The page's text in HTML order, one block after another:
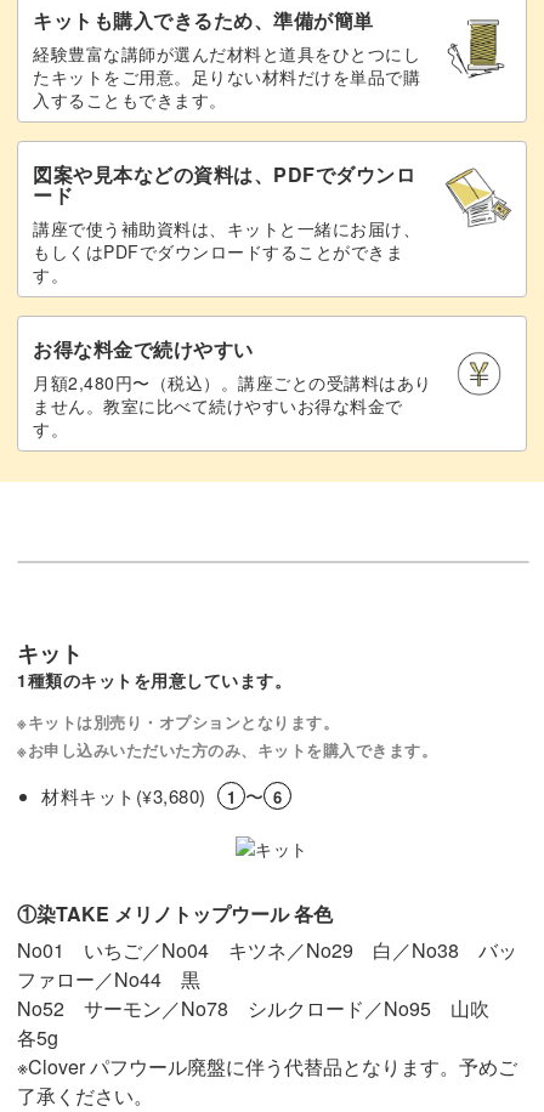
ブローチに仕立てる 89:28
気になるところを訂正して完成
まとめ 96:14
キットも購入できるため、準備が簡単
経験豊富な講師が選んだ材料と道具をひとつにし
たキットをご用意。足りない材料だけを単品で購
入することもできます。
図案や見本などの資料は、PDFでダウンロ
ード
講座で使う補助資料は、キットと一緒にお届け、
もしくはPDFでダウンロードすることができま
す。
お得な料金で続けやすい
月額2,480円〜（税込）。講座ごとの受講料はあり
ません。教室に比べて続けやすいお得な料金で
す。
キット
1種類のキットを用意しています。
※キットは別売り・オプションとなります。
※お申し込みいただいた方のみ、キットを購入できます。
材料キット(¥3,680) 1 〜 6
①染TAKE メリノトップウール 各色
No01 いちご／No04 キツネ／No29 白／No38 バッ
ファロー／No44 黒
No52 サーモン／No78 シルクロード／No95 山吹
各5g
※Clover パフウール廃盤に伴う代替品となります。予めご
了承ください。